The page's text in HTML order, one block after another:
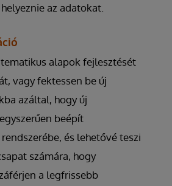
az adatokat.
tematikus alapok fejlesztését
vagy fektessen be új
azáltal, hogy új
beépít
és lehetővé teszi
számára, hogy
a legfrissebb